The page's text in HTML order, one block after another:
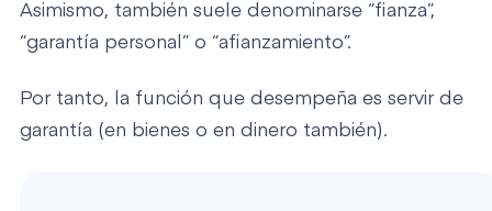
Asimismo, también suele denominarse “fianza”,
“garantía personal” o “afianzamiento”.
Por tanto, la función que desempeña es servir de
garantía (en bienes o en dinero también).